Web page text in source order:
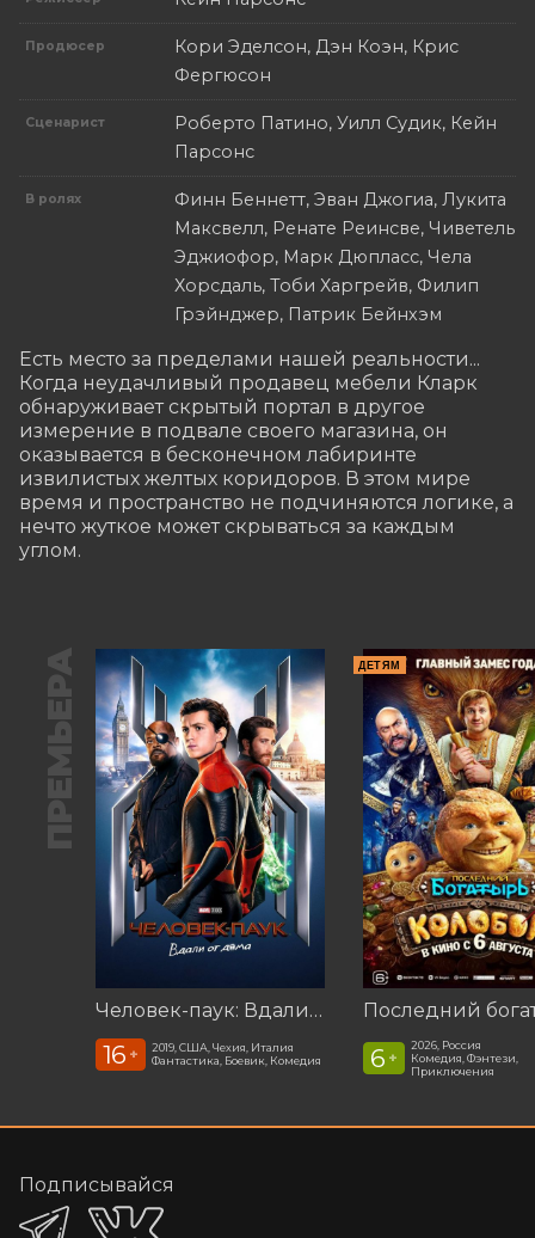
Продюсер
Кори Эделсон, Дэн Коэн, Крис
Фергюсон
Сценарист
Роберто Патино, Уилл Судик, Кейн
Парсонс
В ролях
Финн Беннетт, Эван Джогиа, Лукита
Максвелл, Ренате Реинсве, Чиветель
Эджиофор, Марк Дюпласс, Чела
Хорсдаль, Тоби Харгрейв, Филип
Грэйнджер, Патрик Бейнхэм
Есть место за пределами нашей реальности...
Когда неудачливый продавец мебели Кларк
обнаруживает скрытый портал в другое
измерение в подвале своего магазина, он
оказывается в бесконечном лабиринте
извилистых желтых коридоров. В этом мире
время и пространство не подчиняются логике, а
нечто жуткое может скрываться за каждым
углом.
ПРЕМЬЕРА
Человек-паук: Вдали от дома (2019)
16 +
2019, США, Чехия, Италия
Фантастика, Боевик, Комедия
ДЕТЯМ
6 +
2026, Россия
Комедия, Фэнтези,
Приключения
Подписывайся